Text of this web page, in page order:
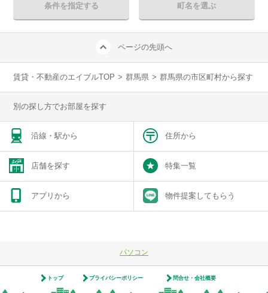
条件を指定する 町名を選ぶ
ページの先頭へ
賃貸・不動産のエイブルTOP > 群馬県 > 群馬県の市区町村から探す
別の探し方でお部屋を探す
沿線・駅から 住所から
店舗を探す 特集一覧
アプリから 物件提案してもらう
パソコン
トップ プライバシーポリシー 問合せ・会社概要